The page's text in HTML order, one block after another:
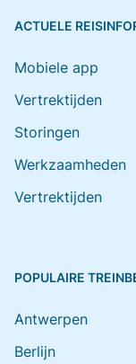
ACTUELE
Mobiele app
Vertrektijden
Storingen
Werkzaamheden
Vertrektijden
POPULAIRE
Antwerpen
Berlijn